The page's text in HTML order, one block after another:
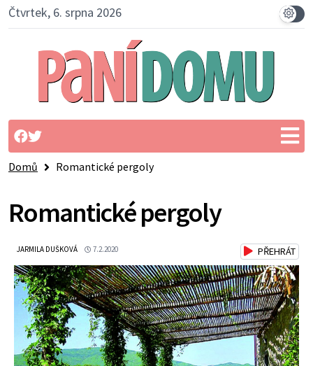
Čtvrtek, 6. srpna 2026
Domů Romantické pergoly
Romantické pergoly
JARMILA DUŠKOVÁ 7.2.2020 PŘEHRÁT